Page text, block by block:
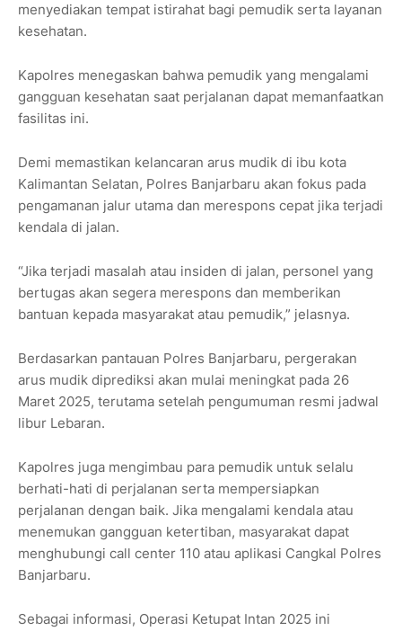
menyediakan tempat istirahat bagi pemudik serta layanan
kesehatan.
Kapolres menegaskan bahwa pemudik yang mengalami
gangguan kesehatan saat perjalanan dapat memanfaatkan
fasilitas ini.
Demi memastikan kelancaran arus mudik di ibu kota
Kalimantan Selatan, Polres Banjarbaru akan fokus pada
pengamanan jalur utama dan merespons cepat jika terjadi
kendala di jalan.
“Jika terjadi masalah atau insiden di jalan, personel yang
bertugas akan segera merespons dan memberikan
bantuan kepada masyarakat atau pemudik,” jelasnya.
Berdasarkan pantauan Polres Banjarbaru, pergerakan
arus mudik diprediksi akan mulai meningkat pada 26
Maret 2025, terutama setelah pengumuman resmi jadwal
libur Lebaran.
Kapolres juga mengimbau para pemudik untuk selalu
berhati-hati di perjalanan serta mempersiapkan
perjalanan dengan baik. Jika mengalami kendala atau
menemukan gangguan ketertiban, masyarakat dapat
menghubungi call center 110 atau aplikasi Cangkal Polres
Banjarbaru.
Sebagai informasi, Operasi Ketupat Intan 2025 ini